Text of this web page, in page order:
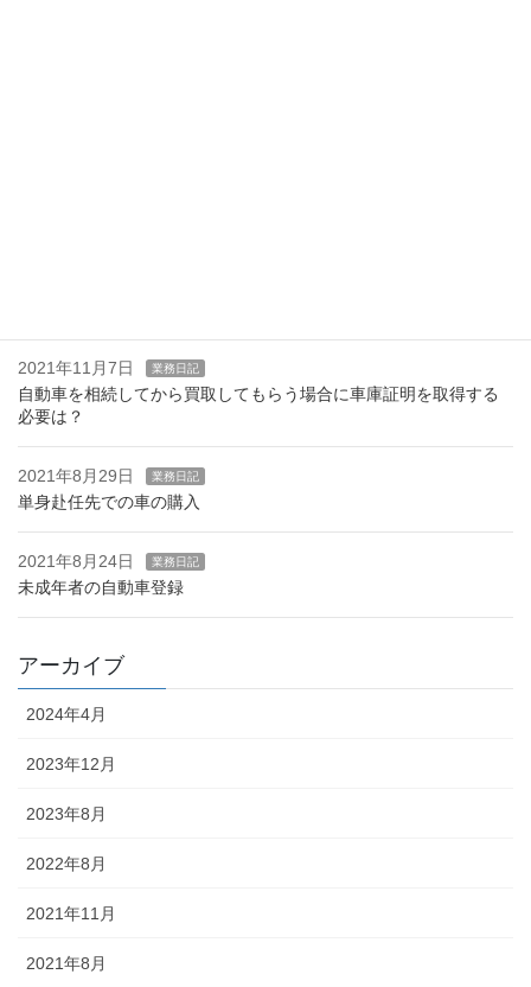
2021年11月7日 業務日記
自動車を相続してから買取してもらう場合に車庫証明を取得する
必要は？
2021年8月29日 業務日記
単身赴任先での車の購入
2021年8月24日 業務日記
未成年者の自動車登録
アーカイブ
2024年4月
2023年12月
2023年8月
2022年8月
2021年11月
2021年8月